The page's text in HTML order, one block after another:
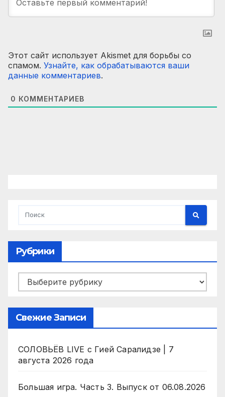
Этот сайт использует Akismet для борьбы со
спамом. Узнайте, как обрабатываются ваши
данные комментариев.
0 КОММЕНТАРИЕВ
Рубрики
Рубрики
Свежие Записи
СОЛОВЬЁВ LIVE с Гией Саралидзе | 7
августа 2026 года
Большая игра. Часть 3. Выпуск от 06.08.2026